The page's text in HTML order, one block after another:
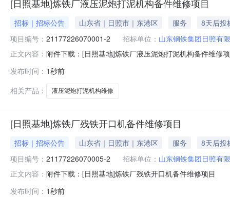
[日照基地]炼铁厂液压泥炮打泥机构备件维修项目
招标｜招标公告 山东省｜日照市｜东港区 服务
8天后投
项目编号： 21177226070001-2 招标单位： 山东钢铁集团日照有
正文内容： 附件下载：[日照基地]炼铁厂液压泥炮打泥机构备件维修
发布时间： 1秒前
相关产品：
液压泥炮打泥机构维修
[日照基地]炼铁厂残铁开口机备件维修项目
招标｜招标公告 山东省｜日照市｜东港区 服务
8天后投
项目编号： 21177226070005-2 招标单位： 山东钢铁集团日照有
正文内容： 附件下载：[日照基地]炼铁厂残铁开口机备件维修项目
发布时间： 1秒前